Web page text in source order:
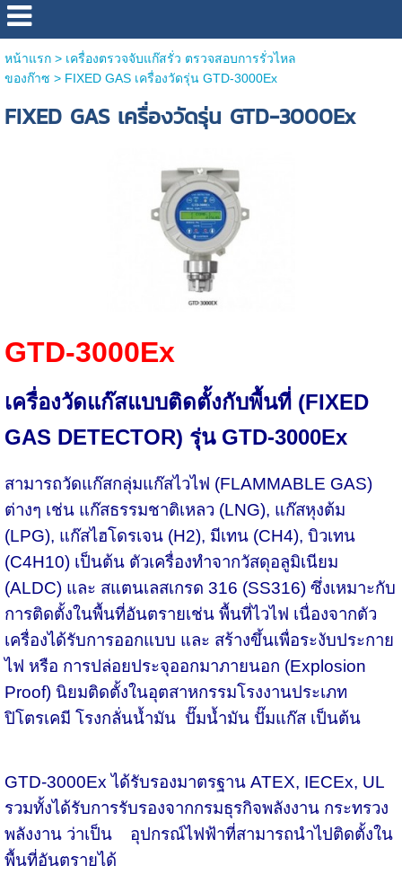
หน้าแรก> เครื่องตรวจจับแก๊สรั่ว ตรวจสอบการรั่วไหล
ของก๊าซ > FIXED GAS เครื่องวัดรุ่น GTD-3000Ex
FIXED GAS เครื่องวัดรุ่น GTD-3000Ex
GTD-3000Ex
เครื่องวัดแก๊สแบบติดตั้งกับพื้นที่ (FIXED
GAS DETECTOR) รุ่น GTD-3000Ex
สามารถวัดแก๊สกลุ่มแก๊สไวไฟ (FLAMMABLE GAS)
ต่างๆ เช่น แก๊สธรรมชาติเหลว (LNG), แก๊สหุงต้ม
(LPG), แก๊สไฮโดรเจน (H2), มีเทน (CH4), บิวเทน
(C4H10) เป็นต้น ตัวเครื่องทำจากวัสดุอลูมิเนียม
(ALDC) และ สแตนเลสเกรด 316 (SS316) ซึ่งเหมาะกับ
การติดตั้งในพื้นที่อันตรายเช่น พื้นที่ไวไฟ เนื่องจากตัว
เครื่องได้รับการออกแบบ และ สร้างขึ้นเพื่อระงับประกาย
ไฟ หรือ การปล่อยประจุออกมาภายนอก (Explosion
Proof) นิยมติดตั้งในอุตสาหกรรมโรงงานประเภท
ปิโตรเคมี โรงกลั่นน้ำมัน ปั๊มน้ำมัน ปั๊มแก๊ส เป็นต้น
GTD-3000Ex ได้รับรองมาตรฐาน ATEX, IECEx, UL
รวมทั้งได้รับการรับรองจากกรมธุรกิจพลังงาน กระทรวง
พลังงาน ว่าเป็น อุปกรณ์ไฟฟ้าที่สามารถนำไปติดตั้งใน
พื้นที่อันตรายได้